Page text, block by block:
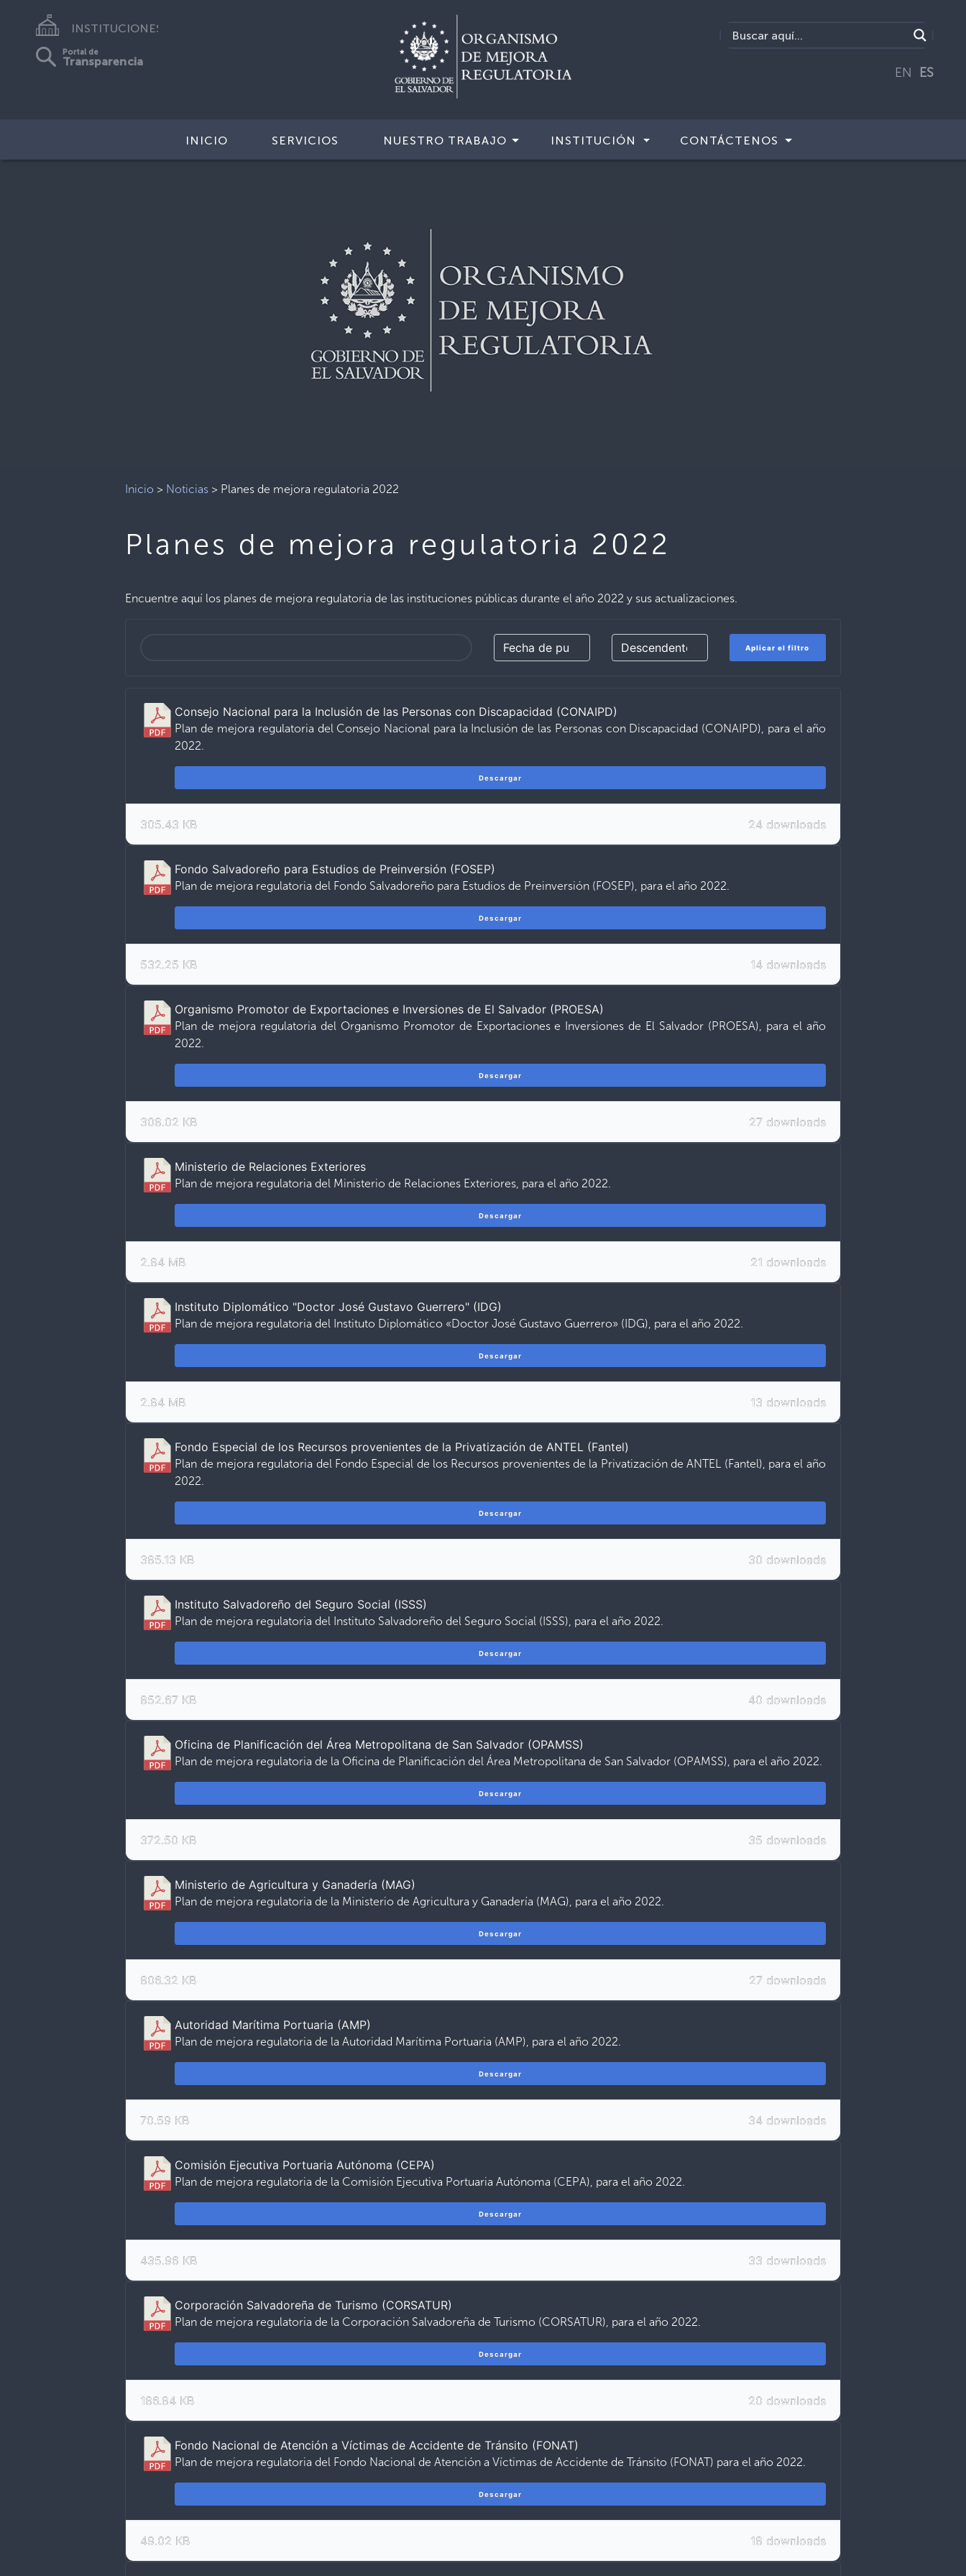
INSTITUCIONES
Portal de
Transparencia
EN ES
INICIO SERVICIOS NUESTRO TRABAJO INSTITUCIÓN CONTÁCTENOS
Inicio > Noticias > Planes de mejora regulatoria 2022
Planes de mejora regulatoria 2022
Encuentre aquí los planes de mejora regulatoria de las instituciones públicas durante el año 2022 y sus actualizaciones.
Aplicar el filtro
Consejo Nacional para la Inclusión de las Personas con Discapacidad (CONAIPD)
Plan de mejora regulatoria del Consejo Nacional para la Inclusión de las Personas con Discapacidad (CONAIPD), para el año
2022.
Descargar
24 downloads
305.43 KB
Fondo Salvadoreño para Estudios de Preinversión (FOSEP)
Plan de mejora regulatoria del Fondo Salvadoreño para Estudios de Preinversión (FOSEP), para el año 2022.
Descargar
14 downloads
532.25 KB
Organismo Promotor de Exportaciones e Inversiones de El Salvador (PROESA)
Plan de mejora regulatoria del Organismo Promotor de Exportaciones e Inversiones de El Salvador (PROESA), para el año
2022.
Descargar
27 downloads
308.02 KB
Ministerio de Relaciones Exteriores
Plan de mejora regulatoria del Ministerio de Relaciones Exteriores, para el año 2022.
Descargar
21 downloads
2.84 MB
Instituto Diplomático "Doctor José Gustavo Guerrero" (IDG)
Plan de mejora regulatoria del Instituto Diplomático «Doctor José Gustavo Guerrero» (IDG), para el año 2022.
Descargar
13 downloads
2.84 MB
Fondo Especial de los Recursos provenientes de la Privatización de ANTEL (Fantel)
Plan de mejora regulatoria del Fondo Especial de los Recursos provenientes de la Privatización de ANTEL (Fantel), para el año
2022.
Descargar
30 downloads
385.13 KB
Instituto Salvadoreño del Seguro Social (ISSS)
Plan de mejora regulatoria del Instituto Salvadoreño del Seguro Social (ISSS), para el año 2022.
Descargar
40 downloads
852.67 KB
Oficina de Planificación del Área Metropolitana de San Salvador (OPAMSS)
Plan de mejora regulatoria de la Oficina de Planificación del Área Metropolitana de San Salvador (OPAMSS), para el año 2022.
Descargar
35 downloads
372.50 KB
Ministerio de Agricultura y Ganadería (MAG)
Plan de mejora regulatoria de la Ministerio de Agricultura y Ganadería (MAG), para el año 2022.
Descargar
27 downloads
806.32 KB
Autoridad Marítima Portuaria (AMP)
Plan de mejora regulatoria de la Autoridad Marítima Portuaria (AMP), para el año 2022.
Descargar
34 downloads
70.59 KB
Comisión Ejecutiva Portuaria Autónoma (CEPA)
Plan de mejora regulatoria de la Comisión Ejecutiva Portuaria Autónoma (CEPA), para el año 2022.
Descargar
33 downloads
435.96 KB
Corporación Salvadoreña de Turismo (CORSATUR)
Plan de mejora regulatoria de la Corporación Salvadoreña de Turismo (CORSATUR), para el año 2022.
Descargar
20 downloads
186.84 KB
Fondo Nacional de Atención a Víctimas de Accidente de Tránsito (FONAT)
Plan de mejora regulatoria del Fondo Nacional de Atención a Víctimas de Accidente de Tránsito (FONAT) para el año 2022.
Descargar
18 downloads
49.02 KB